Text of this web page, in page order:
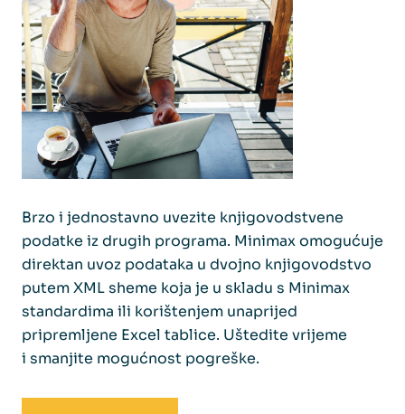
Brzo i jednostavno uvezite knjigovodstvene
podatke iz drugih programa. Minimax omogućuje
direktan uvoz podataka u dvojno knjigovodstvo
putem XML sheme koja je u skladu s Minimax
standardima ili korištenjem unaprijed
pripremljene Excel tablice. Uštedite vrijeme
i smanjite mogućnost pogreške.